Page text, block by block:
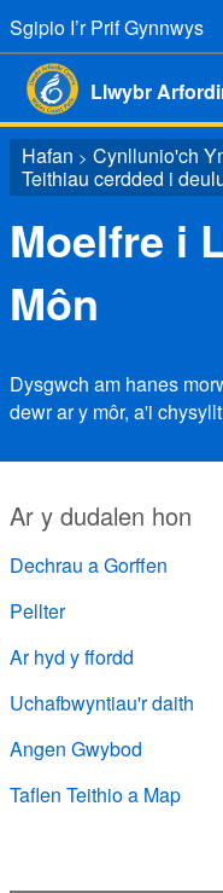
Sgipio I’r Prif Gynnwys
Llwybr
Hafan > Cynllunio'ch
Teithiau cerdded i
Moelfre i
Môn
Dysgwch am hanes
dewr ar y môr, a'i
Ar y dudalen hon
Dechrau a Gorffen
Pellter
Ar hyd y ffordd
Uchafbwyntiau'r daith
Angen Gwybod
Taflen Teithio a Map